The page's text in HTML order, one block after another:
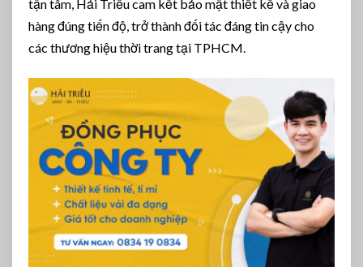
tận tâm, Hải Triều cam kết bảo mật thiết kế và giao
hàng đúng tiến độ, trở thành đối tác đáng tin cậy cho
các thương hiệu thời trang tại TPHCM.